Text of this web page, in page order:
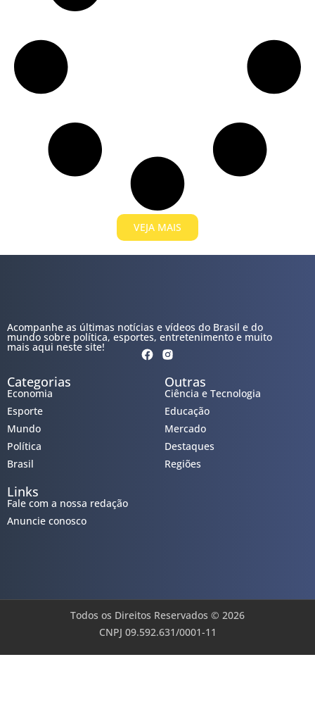
VEJA MAIS
Acompanhe as últimas notícias e vídeos do Brasil e do
mundo sobre política, esportes, entretenimento e muito
mais aqui neste site!
Categorias
Economia
Esporte
Mundo
Política
Brasil
Outras
Ciência e Tecnologia
Educação
Mercado
Destaques
Regiões
Links
Fale com a nossa redação
Anuncie conosco
Todos os Direitos Reservados © 2026
CNPJ 09.592.631/0001-11